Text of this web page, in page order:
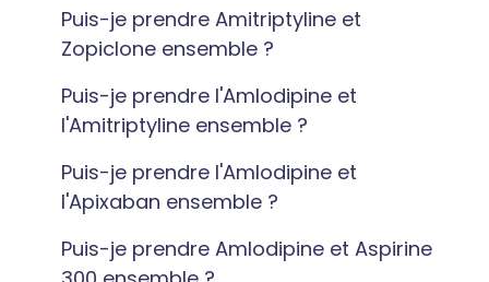
Puis-je prendre Amitriptyline et
Zopiclone ensemble ?
Puis-je prendre l'Amlodipine et
l'Amitriptyline ensemble ?
Puis-je prendre l'Amlodipine et
l'Apixaban ensemble ?
Puis-je prendre Amlodipine et Aspirine